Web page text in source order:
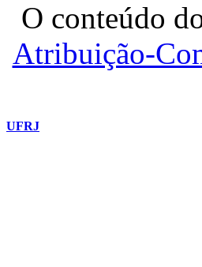
O conteúdo
Atribuição-
UFRJ